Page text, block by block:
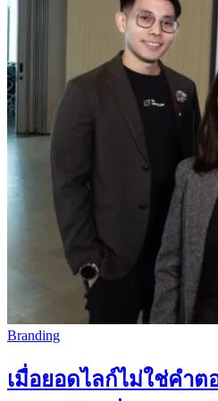
Branding
เมื่อยอดไลก์ไม่ใช่คำ